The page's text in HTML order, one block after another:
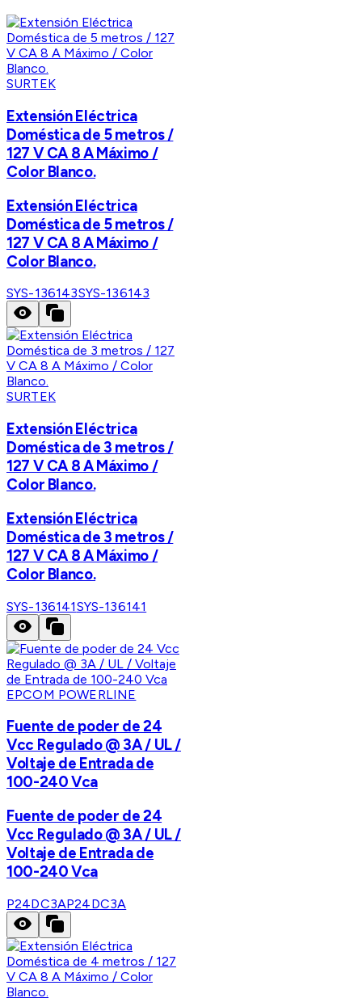
SURTEK
Extensión Eléctrica
Doméstica de 5 metros /
127 V CA 8 A Máximo /
Color Blanco.
Extensión Eléctrica
Doméstica de 5 metros /
127 V CA 8 A Máximo /
Color Blanco.
SYS-136143SYS-136143
SURTEK
Extensión Eléctrica
Doméstica de 3 metros /
127 V CA 8 A Máximo /
Color Blanco.
Extensión Eléctrica
Doméstica de 3 metros /
127 V CA 8 A Máximo /
Color Blanco.
SYS-136141SYS-136141
EPCOM POWERLINE
Fuente de poder de 24
Vcc Regulado @ 3A / UL /
Voltaje de Entrada de
100-240 Vca
Fuente de poder de 24
Vcc Regulado @ 3A / UL /
Voltaje de Entrada de
100-240 Vca
P24DC3AP24DC3A